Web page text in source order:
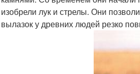
изобрели лук и стрелы. Они
вылазок у древних людей резко